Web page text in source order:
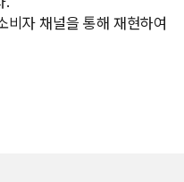
비자 채널을 통해 재현하여